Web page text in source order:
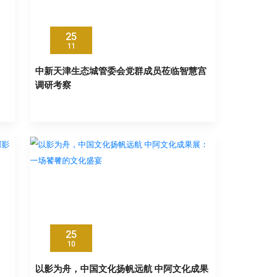
25
11
中新天津生态城管委会党群成员莅临智慧宫
调研考察
25
10
以影为舟，中国文化扬帆远航 中阿文化成果